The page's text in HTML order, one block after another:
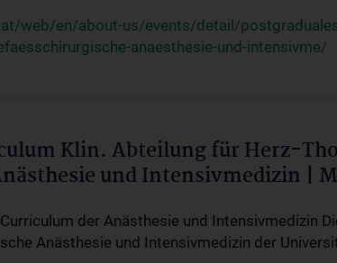
web/en/about-us/events/detail/
anaesthesie-und-intensivme/
Klin. Abteilung für Herz-
und Intensivmedizin |
der Anästhesie und Intensivmedizin
Anästhesie und Intensivmedizin der